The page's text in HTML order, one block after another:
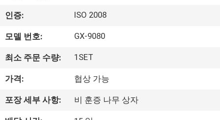
우
리
하
여
인증: ISO 2008
모델 번호: GX-9080
최소 주문 수량: 1SET
가격: 협상 가능
포장 세부 사항: 비 훈증 나무 상자